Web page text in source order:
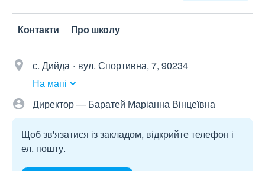
Контакти Про школу
с. Дийда
вул. Спортивна, 7, 90234
На мапі
Директор — Баратей Маріанна Вінцеївна
Щоб зв'язатися із закладом, відкрийте телефон і
ел. пошту.